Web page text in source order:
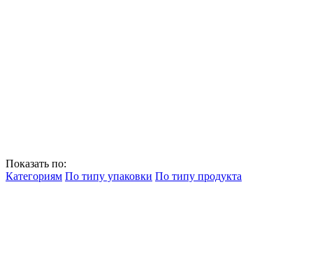
Показать по:
Категориям По типу упаковки По типу продукта